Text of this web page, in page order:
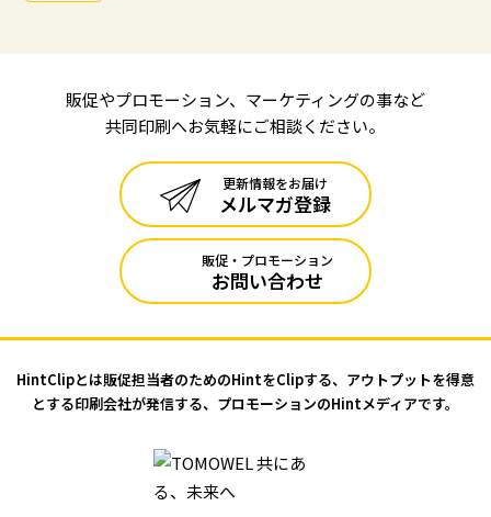
販促やプロモーション、マーケティングの事など
共同印刷へお気軽にご相談ください。
更新情報をお届け
メルマガ登録
販促・プロモーション
お問い合わせ
HintClipとは販促担当者のためのHintをClipする、アウトプットを得意
とする印刷会社が発信する、プロモーションのHintメディアです。